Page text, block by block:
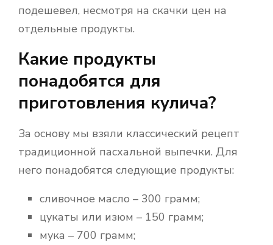
подешевел, несмотря на скачки цен на
отдельные продукты.
Какие продукты
понадобятся для
приготовления кулича?
За основу мы взяли классический рецепт
традиционной пасхальной выпечки. Для
него понадобятся следующие продукты:
сливочное масло – 300 грамм;
цукаты или изюм – 150 грамм;
мука – 700 грамм;